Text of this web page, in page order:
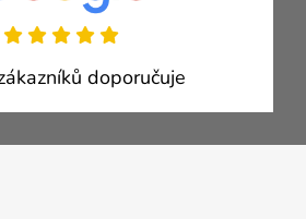
doporučuje